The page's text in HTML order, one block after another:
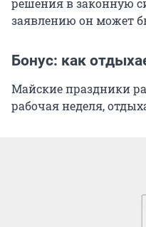
заявлению он может
Бонус: как
Майские праздники
рабочая неделя,